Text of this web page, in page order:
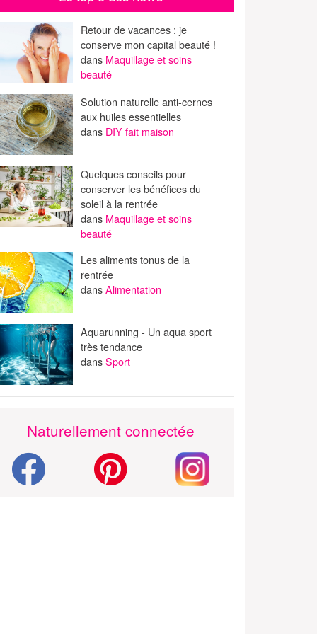
Retour de vacances : je
conserve mon capital beauté !
dans Maquillage et soins
beauté
Solution naturelle anti-cernes
aux huiles essentielles
dans DIY fait maison
Quelques conseils pour
conserver les bénéfices du
soleil à la rentrée
dans Maquillage et soins
beauté
Les aliments tonus de la
rentrée
dansAlimentation
Aquarunning - Un aqua sport
très tendance
dansSport
Naturellement connectée